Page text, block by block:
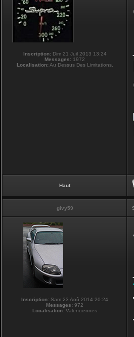
Inscription:Dim 21 Juil 2013 13:24
Messages: 1972
Localisation:Au Dessus Des Limitations.
Haut
givy59
Inscription: Sam 23 Aoû 2014 20:24
Messages: 972
Localisation: Valenciennes